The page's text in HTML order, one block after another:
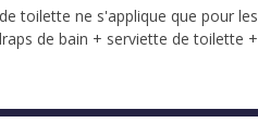
toilette ne s'applique que pour les
de bain + serviette de toilette +